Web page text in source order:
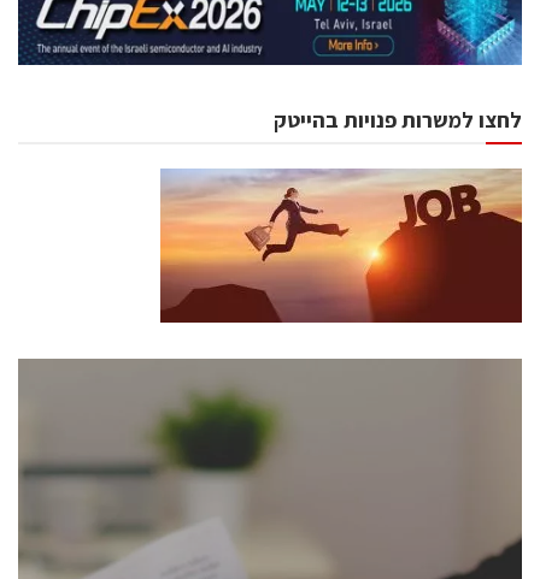
לחצו למשרות פנויות בהייטק
כנסים ואירועים
לכל העוסקים בתעשיית הסמיקונדקטור כולל מהנדסים,